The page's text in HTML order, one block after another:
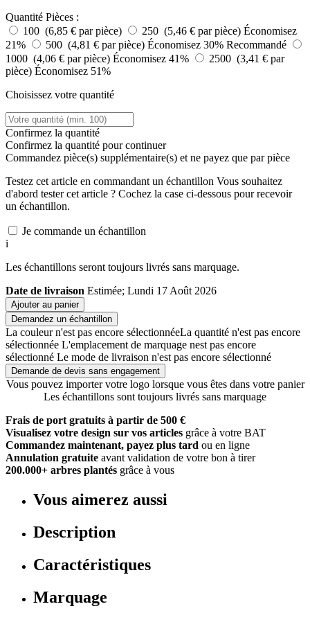
Quantité Pièces :
100 (6,85 € par pièce)
250 (5,46 € par pièce) Économisez
21%
500 (4,81 € par pièce) Économisez 30% Recommandé
1000 (4,06 € par pièce) Économisez 41%
2500 (3,41 € par
pièce) Économisez 51%
Choisissez votre quantité
Confirmez la quantité
Confirmez la quantité pour continuer
Commandez pièce(s) supplémentaire(s) et ne payez que par pièce
Testez cet article en commandant un échantillon Vous souhaitez
d'abord tester cet article ? Cochez la case ci-dessous pour recevoir
un échantillon.
Je commande un échantillon
i
Les échantillons seront toujours livrés sans marquage.
Date de livraison Estimée; Lundi 17 Août 2026
Ajouter au panier
Demandez un échantillon
La couleur n'est pas encore sélectionnéeLa quantité n'est pas encore
sélectionnée L'emplacement de marquage nest pas encore
sélectionné Le mode de livraison n'est pas encore sélectionné
Demande de devis sans engagement
Vous pouvez importer votre logo lorsque vous êtes dans votre panier
Les échantillons sont toujours livrés sans marquage
Frais de port gratuits à partir de 500 €
Visualisez votre design sur vos articles grâce à votre BAT
Commandez maintenant, payez plus tard ou en ligne
Annulation gratuite avant validation de votre bon à tirer
200.000+ arbres plantés grâce à vous
Vous aimerez aussi
Description
Caractéristiques
Marquage